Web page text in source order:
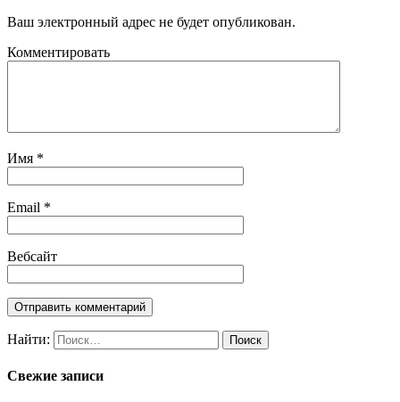
Ваш электронный адрес не будет опубликован.
Комментировать
Имя *
Email *
Вебсайт
Найти:
Свежие записи